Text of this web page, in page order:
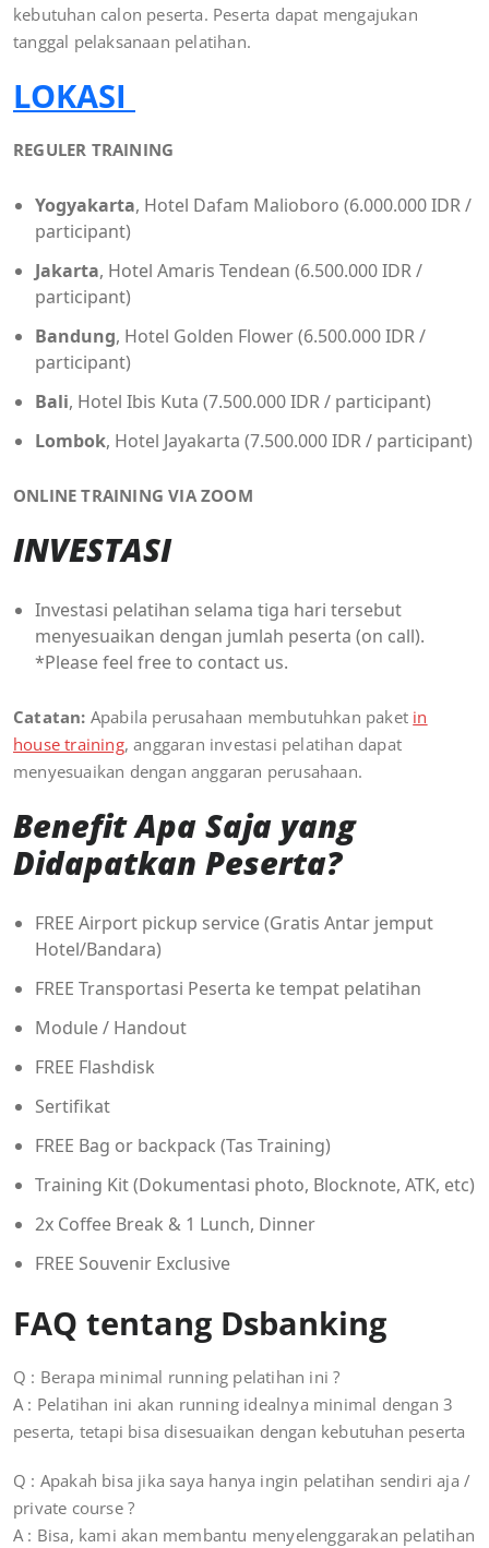
kebutuhan calon peserta. Peserta dapat mengajukan
tanggal pelaksanaan pelatihan.
LOKASI
REGULER TRAINING
Yogyakarta, Hotel Dafam Malioboro (6.000.000 IDR /
participant)
Jakarta, Hotel Amaris Tendean (6.500.000 IDR /
participant)
Bandung, Hotel Golden Flower (6.500.000 IDR /
participant)
Bali, Hotel Ibis Kuta (7.500.000 IDR / participant)
Lombok, Hotel Jayakarta (7.500.000 IDR / participant)
ONLINE TRAINING VIA ZOOM
INVESTASI
Investasi pelatihan selama tiga hari tersebut
menyesuaikan dengan jumlah peserta (on call).
*Please feel free to contact us.
Catatan: Apabila perusahaan membutuhkan paket in
house training, anggaran investasi pelatihan dapat
menyesuaikan dengan anggaran perusahaan.
Benefit Apa Saja yang
Didapatkan Peserta?
FREE Airport pickup service (Gratis Antar jemput
Hotel/Bandara)
FREE Transportasi Peserta ke tempat pelatihan
Module / Handout
FREE Flashdisk
Sertifikat
FREE Bag or backpack (Tas Training)
Training Kit (Dokumentasi photo, Blocknote, ATK, etc)
2x Coffee Break & 1 Lunch, Dinner
FREE Souvenir Exclusive
FAQ tentang Dsbanking
Q : Berapa minimal running pelatihan ini ?
A : Pelatihan ini akan running idealnya minimal dengan 3
peserta, tetapi bisa disesuaikan dengan kebutuhan peserta
Q : Apakah bisa jika saya hanya ingin pelatihan sendiri aja /
private course ?
A : Bisa, kami akan membantu menyelenggarakan pelatihan